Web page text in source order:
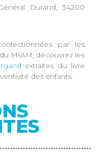
Durand, 34200
par les
MIAM, découvrez les
extraites du livre
des enfants.